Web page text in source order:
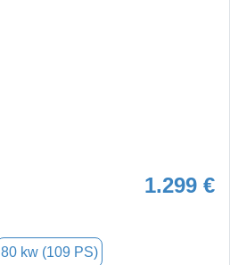
1.299 €
80 kw (109 PS)